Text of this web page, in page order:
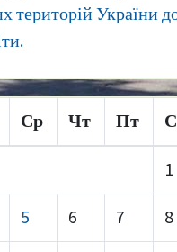
територій України
Ср Чт Пт
1
5 6 7 8